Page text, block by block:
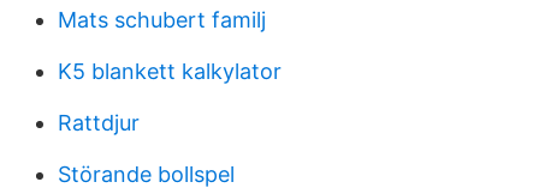
Mats schubert familj
K5 blankett kalkylator
Rattdjur
Störande bollspel